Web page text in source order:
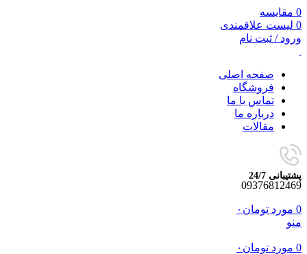
0 مقایسه
0 لیست علاقمندی
ورود / ثبت نام
صفحه اصلی
فروشگاه
تماس با ما
درباره ما
مقالات
پشتیبانی 24/7
09376812469
0 مورد تومان ۰
منو
0 مورد تومان ۰